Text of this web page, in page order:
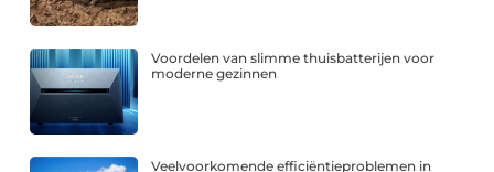
Voordelen van slimme thuisbatterijen voor
moderne gezinnen
Veelvoorkomende efficiëntieproblemen in